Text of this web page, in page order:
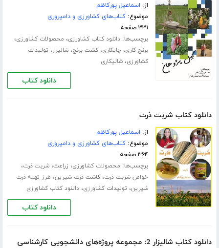
از: اسماعیل پورکاظم
موضوع:کتاب‌های کشاورزی و دامپروری
۳۳۱ صفحه
برچسب‌ها:دانلود کتاب کشاورزی، محصولات کشاورزی،
برنج کاری، چایکاری،کشت برنج،شالیزار، تولیدات
کشاورزی،شالیکاری
دانلود کتاب
دانلود کتاب شربت ذرت
از: اسماعیل پورکاظم
موضوع:کتاب‌های کشاورزی و دامپروری
۳۶۴ صفحه
برچسب‌ها: محصولات کشاورزی، زراعت،شربت ذرت،
خواص شربت ذرت،کاشت ذرت شیرین، طرز تهیه ذرت
شیرین، تولیدات کشاورزی،دالنود کتاب کشاورزی
دانلود کتاب
دانلود کتاب شالیزار 2: مجموعه پروژه‌های دانشجویی کارشناسی